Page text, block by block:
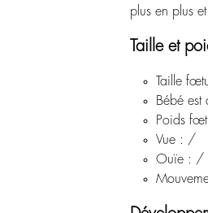
plus en plus
Taille et
Taille
Bébé est
Poids
Vue : /
Ouïe : /